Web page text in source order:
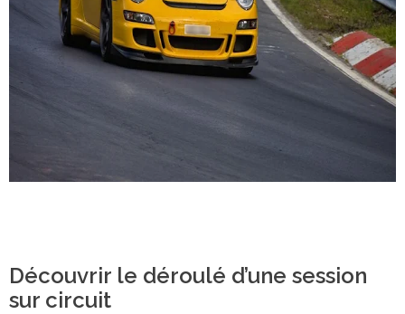
Découvrir le déroulé d’une session
sur circuit